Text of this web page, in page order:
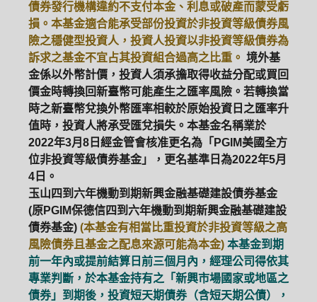
債券發行機構違約不支付本金、利息或破產而蒙受虧
損。本基金適合能承受部份投資於非投資等級債券風
險之穩健型投資人，投資人投資以非投資等級債券為
訴求之基金不宜占其投資組合過高之比重。 境外基
金係以外幣計價，投資人須承擔取得收益分配或買回
價金時轉換回新臺幣可能產生之匯率風險。若轉換當
時之新臺幣兌換外幣匯率相較於原始投資日之匯率升
值時，投資人將承受匯兌損失。本基金名稱業於
2022年3月8日經金管會核准更名為「PGIM美國全方
位非投資等級債券基金」，更名基準日為2022年5月
4日。
玉山四到六年機動到期新興金融基礎建設債券基金
(原PGIM保德信四到六年機動到期新興金融基礎建設
債券基金) (本基金有相當比重投資於非投資等級之高
風險債券且基金之配息來源可能為本金) 本基金到期
前一年內或提前結算日前三個月內，經理公司得依其
專業判斷，於本基金持有之「新興市場國家或地區之
債券」到期後，投資短天期債券（含短天期公債），